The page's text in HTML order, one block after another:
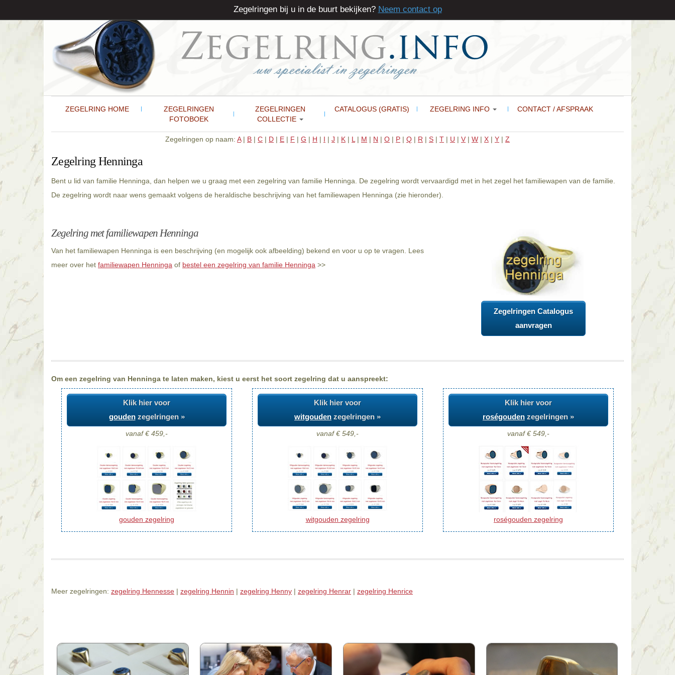
ZEGELRING HOME
ZEGELRINGEN
FOTOBOEK
ZEGELRINGEN
COLLECTIE
CATALOGUS (GRATIS) ZEGELRING INFO CONTACT / AFSPRAAK
Zegelringen op naam: A| B | C | D | E | F | G | H | I | J | K | L | M | N | O | P | Q | R | S | T | U | V | W | X | Y | Z
Zegelring Henninga
Bent u lid van familie Henninga, dan helpen we u graag met een zegelring van familie Henninga. De zegelring wordt vervaardigd met in het zegel het familiewapen van de familie.
De zegelring wordt naar wens gemaakt volgens de heraldische beschrijving van het familiewapen Henninga (zie hieronder).
Zegelring met familiewapen Henninga
Van het familiewapen Henninga is een beschrijving (en mogelijk ook afbeelding) bekend en voor u op te vragen. Lees
meer over het familiewapen Henninga of bestel een zegelring van familie Henninga >>
Zegelringen Catalogus
aanvragen
Om een zegelring van Henninga te laten maken, kiest u eerst het soort zegelring dat u aanspreekt:
Klik hier voor
goudenzegelringen »
vanaf € 459,-
gouden zegelring
Klik hier voor
witgouden zegelringen »
vanaf € 549,-
witgouden zegelring
Klik hier voor
roségouden zegelringen »
vanaf € 549,-
roségouden zegelring
Meer zegelringen: zegelring Hennesse | zegelring Hennin | zegelring Henny | zegelring Henrar | zegelring Henrice
Zegelringen bij u in de buurt bekijken? Neem contact op